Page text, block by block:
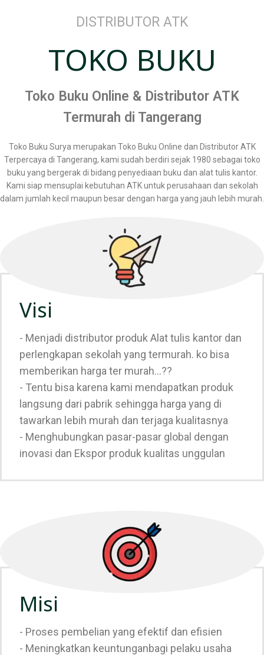
DISTRIBUTOR ATK
TOKO BUKU
Toko Buku Online & Distributor ATK
Termurah di Tangerang
Toko Buku Surya merupakan Toko Buku Online dan Distributor ATK
Terpercaya di Tangerang, kami sudah berdiri sejak 1980 sebagai toko
buku yang bergerak di bidang penyediaan buku dan alat tulis kantor.
Kami siap mensuplai kebutuhan ATK untuk perusahaan dan sekolah
dalam jumlah kecil maupun besar dengan harga yang jauh lebih murah.
Visi
- Menjadi distributor produk Alat tulis kantor dan
perlengkapan sekolah yang termurah. ko bisa
memberikan harga ter murah...??
- Tentu bisa karena kami mendapatkan produk
langsung dari pabrik sehingga harga yang di
tawarkan lebih murah dan terjaga kualitasnya
- Menghubungkan pasar-pasar global dengan
inovasi dan Ekspor produk kualitas unggulan
Misi
- Proses pembelian yang efektif dan efisien
- Meningkatkan keuntunganbagi pelaku usaha